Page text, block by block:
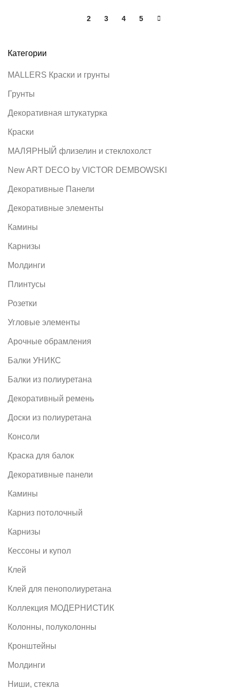
Категории
MALLERS Краски и грунты
Грунты
Декоративная штукатурка
Краски
MАЛЯРНЫЙ флизелин и стеклохолст
New ART DECO by VICTOR DEMBOWSKI
Декоративные Панели
Декоративные элементы
Камины
Карнизы
Молдинги
Плинтусы
Розетки
Угловые элементы
Арочные обрамления
Балки УНИКС
Балки из полиуретана
Декоративный ремень
Доски из полиуретана
Консоли
Краска для балок
Декоративные панели
Камины
Карниз потолочный
Карнизы
Кессоны и купол
Клей
Клей для пенополиуретана
Коллекция МОДЕРНИСТИК
Колонны, полуколонны
Кронштейны
Молдинги
Ниши, стекла
2 3 4 5